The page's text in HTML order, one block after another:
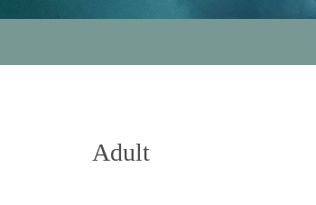
Adult